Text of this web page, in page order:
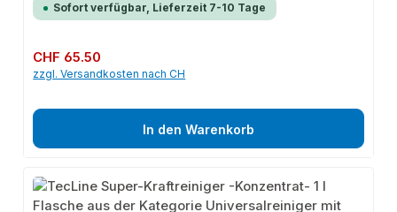
Sofort verfügbar, Lieferzeit 7-10 Tage
Regulärer Preis:
CHF 65.50
zzgl. Versandkosten nach CH
In den Warenkorb